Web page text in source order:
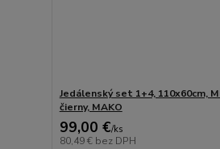
Jedálenský set 1+4, 110x60cm,
čierny, MAKO
99,00 €/ks
80,49 € bez DPH